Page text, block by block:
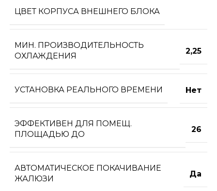
ЦВЕТ КОРПУСА ВНЕШНЕГО БЛОКА
МИН. ПРОИЗВОДИТЕЛЬНОСТЬ
ОХЛАЖДЕНИЯ
2,25
УСТАНОВКА РЕАЛЬНОГО ВРЕМЕНИ Нет
ЭФФЕКТИВЕН ДЛЯ ПОМЕЩ.
ПЛОЩАДЬЮ ДО
26
АВТОМАТИЧЕСКОЕ ПОКАЧИВАНИЕ
ЖАЛЮЗИ
Да